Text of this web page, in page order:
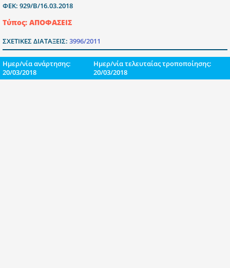
ΦΕΚ: 929/Β/16.03.2018
Τύπος: ΑΠΟΦΑΣΕΙΣ
ΣΧΕΤΙΚΕΣ ΔΙΑΤΑΞΕΙΣ: 3996/2011
Ημερ/νία ανάρτησης:
20/03/2018
Ημερ/νία τελευταίας τροποποίησης:
20/03/2018